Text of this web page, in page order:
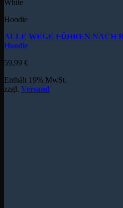
White
Hoodie
ALLE WEGE FÜHREN NACH
Hoodie
59,99 €
Enthält 19% MwSt.
zzgl. Versand